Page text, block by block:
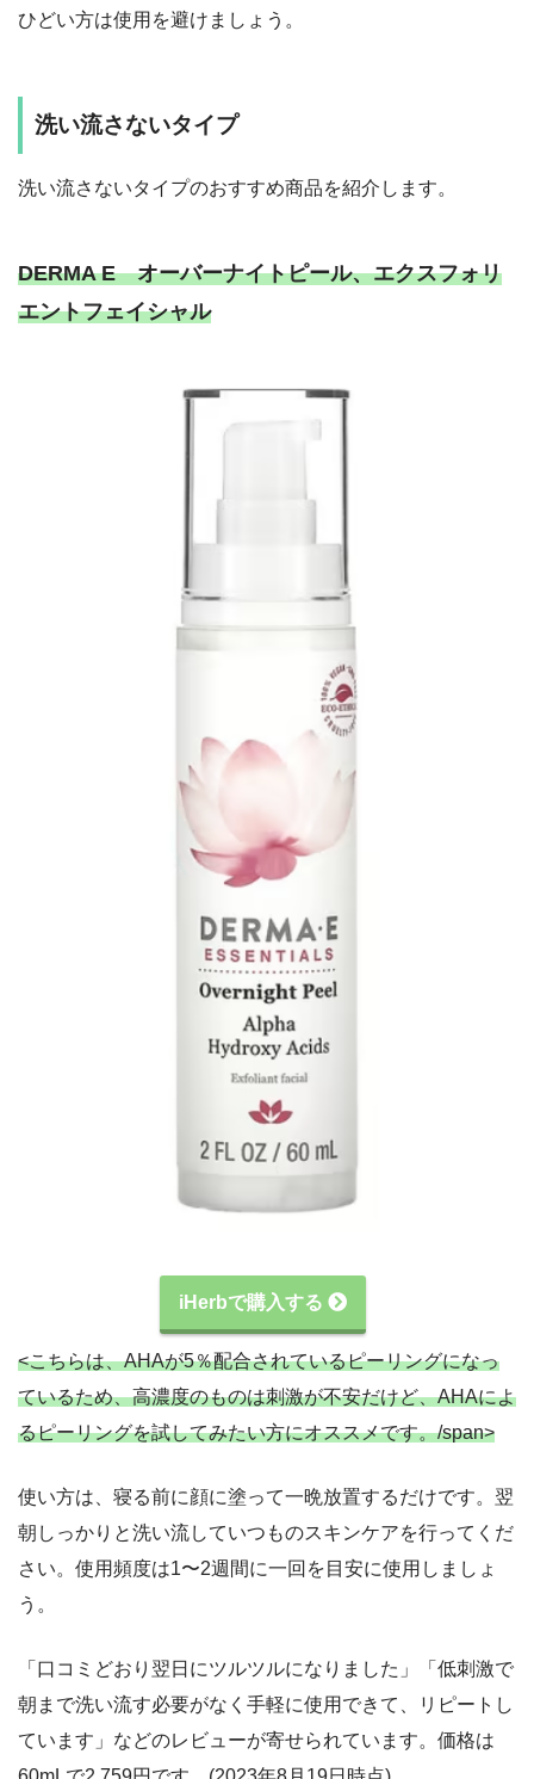
ひどい方は使用を避けましょう。
洗い流さないタイプ
洗い流さないタイプのおすすめ商品を紹介します。
DERMA E オーバーナイトピール、エクスフォリ
エントフェイシャル
iHerbで購入する
<こちらは、AHAが5％配合されているピーリングになっ
ているため、高濃度のものは刺激が不安だけど、AHAによ
るピーリングを試してみたい方にオススメです。/span>
使い方は、寝る前に顔に塗って一晩放置するだけです。翌
朝しっかりと洗い流していつものスキンケアを行ってくだ
さい。使用頻度は1〜2週間に一回を目安に使用しましょ
う。
「口コミどおり翌日にツルツルになりました」「低刺激で
朝まで洗い流す必要がなく手軽に使用できて、リピートし
ています」などのレビューが寄せられています。価格は